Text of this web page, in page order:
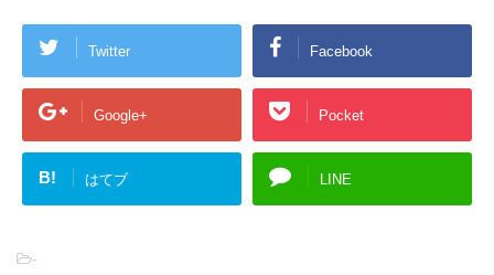
Twitter Facebook
Google+ Pocket
B! はてブ LINE
-